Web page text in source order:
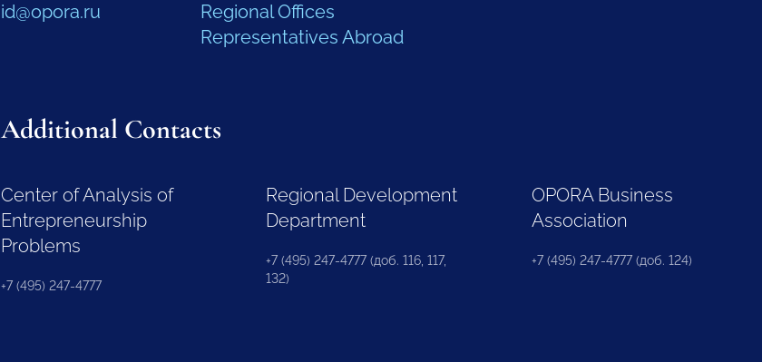
id@opora.ru
Regional Offices
Representatives Abroad
Additional Contacts
Center of Analysis of
Entrepreneurship
Problems
+7 (495) 247-4777
Regional Development
Department
+7 (495) 247-4777 (доб. 116, 117,
132)
OPORA Business
Association
+7 (495) 247-4777 (доб. 124)